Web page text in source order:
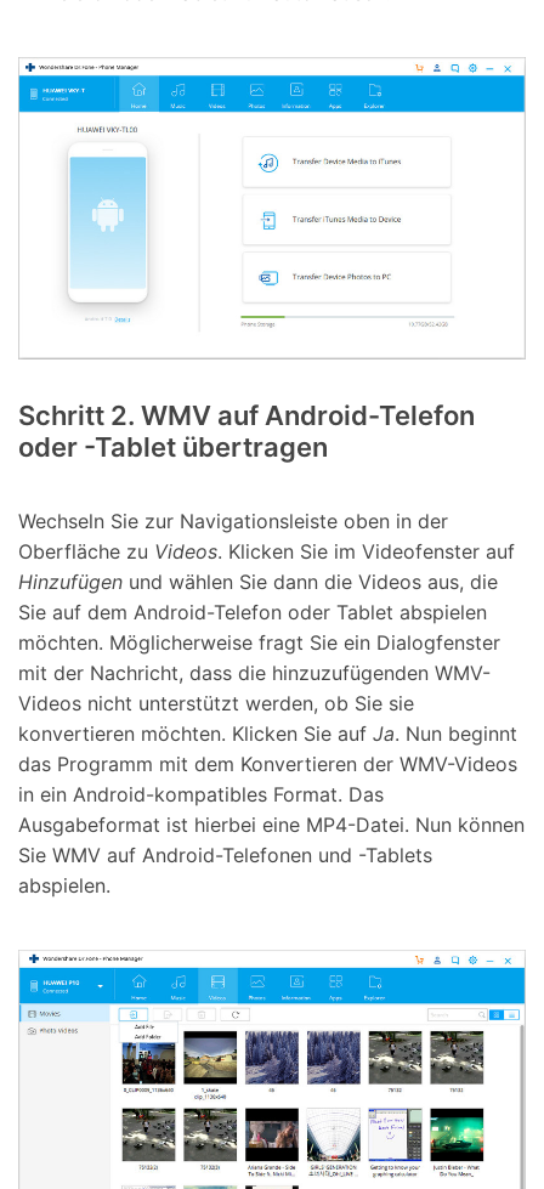
Schritt 2. WMV auf Android-Telefon
oder -Tablet übertragen
Wechseln Sie zur Navigationsleiste oben in der
Oberfläche zu Videos. Klicken Sie im Videofenster auf
Hinzufügen und wählen Sie dann die Videos aus, die
Sie auf dem Android-Telefon oder Tablet abspielen
möchten. Möglicherweise fragt Sie ein Dialogfenster
mit der Nachricht, dass die hinzuzufügenden WMV-
Videos nicht unterstützt werden, ob Sie sie
konvertieren möchten. Klicken Sie auf Ja. Nun beginnt
das Programm mit dem Konvertieren der WMV-Videos
in ein Android-kompatibles Format. Das
Ausgabeformat ist hierbei eine MP4-Datei. Nun können
Sie WMV auf Android-Telefonen und -Tablets
abspielen.